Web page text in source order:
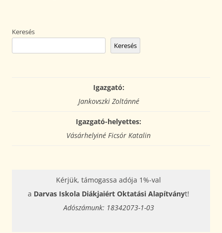
Keresés
Keresés
Igazgató:
Jankovszki Zoltánné
Igazgató-helyettes:
Vásárhelyiné Ficsór Katalin
Kérjük, támogassa adója 1%-val
a Darvas Iskola Diákjaiért Oktatási Alapítványt!
Adószámunk: 18342073-1-03